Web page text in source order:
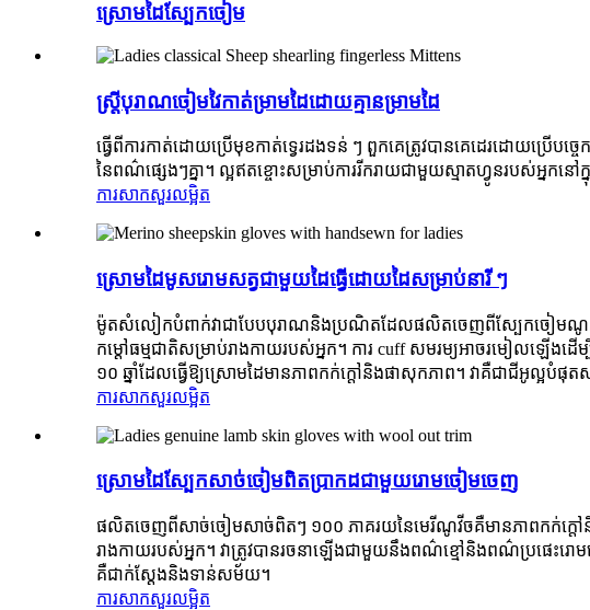
ស្រោមដៃស្បែកចៀម
ស្ត្រីបុរាណចៀមវៃកាត់ម្រាមដៃដោយគ្មានម្រាមដៃ
ធ្វើពីការកាត់ដោយប្រើមុខកាត់ទ្វេរដងទន់ ៗ ពួកគេត្រូវបានគេដេរដោយប្រើ
នៃពណ៌ផ្សេងៗគ្នា។ ល្អឥតខ្ចោះសម្រាប់ការរីករាយជាមួយស្មាតហ្វូនរបស់អ្នក
ការសាកសួរលម្អិត
ស្រោមដៃមូសរោមសត្វជាមួយដៃធ្វើដោយដៃសម្រាប់នារី ៗ
ម៉ូតសំលៀកបំពាក់វាជាបែបបុរាណនិងប្រណិតដែលផលិតចេញពីស្បែកចៀមណូនី
កម្តៅធម្មជាតិសម្រាប់រាងកាយរបស់អ្នក។ ការ cuff សមរម្យអាចរមៀលឡើងដ
១០ ឆ្នាំដែលធ្វើឱ្យស្រោមដៃមានភាពកក់ក្តៅនិងផាសុកភាព។ វាគឺជាជីអូល្អបំផុតស
ការសាកសួរលម្អិត
ស្រោមដៃស្បែកសាច់ចៀមពិតប្រាកដជាមួយរោមចៀមចេញ
ផលិតចេញពីសាច់ចៀមសាច់ពិតៗ ១០០ ភាគរយនៃមេរីណូវីចគឺមានភាពកក់ក្តៅនិ
រាងកាយរបស់អ្នក។ វាត្រូវបានរចនាឡើងជាមួយនឹងពណ៌ខ្មៅនិងពណ៌ប្រផេះរោម
គឺជាក់ស្តែងនិងទាន់សម័យ។
ការសាកសួរលម្អិត